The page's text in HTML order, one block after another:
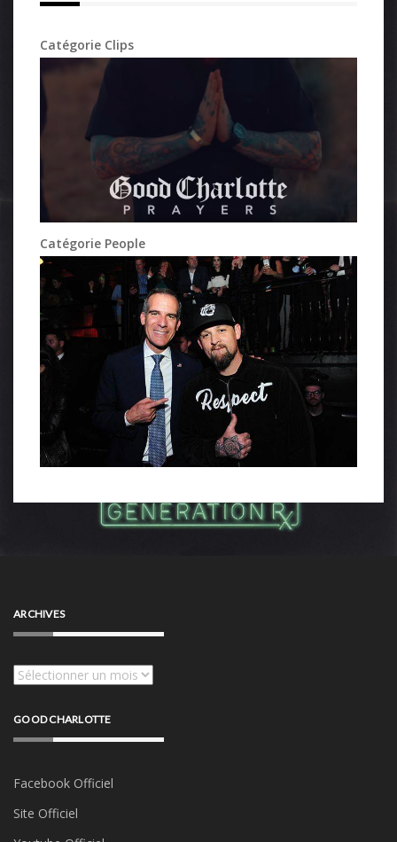
Catégorie Clips
Catégorie People
ARCHIVES
Archives
GOOD CHARLOTTE
Facebook Officiel
Site Officiel